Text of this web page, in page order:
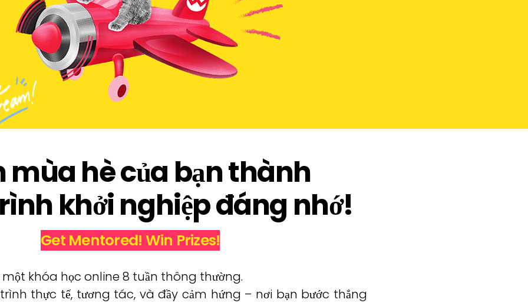
mùa hè của bạn thành
khởi nghiệp đáng nhớ!
Get Mentored! Win Prizes!
khóa học online 8 tuần thông thường.
thực tế, tương tác, và đầy cảm hứng – nơi bạn bước thẳng